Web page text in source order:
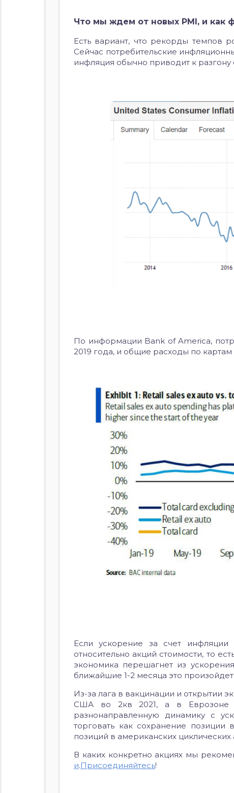
Что мы ждем от новых PMI, и как
Есть вариант, что рекорды темпов
Сейчас потребительские
инфляция обычно приводит к разгону
По информации Bank of America,
2019 года, и общие расходы по
Если ускорение за счет
относительно акций стоимости, то
экономика перешагнет из
ближайшие 1-2 месяца это произойдет.
Из-за лага в вакцинации и открытии
США во 2кв 2021, а в Еврозоне
разнонаправленную динамику с
торговать как сохранение
позиций в американских циклических
В каких конкретно акциях мы
и.Присоединяйтесь!